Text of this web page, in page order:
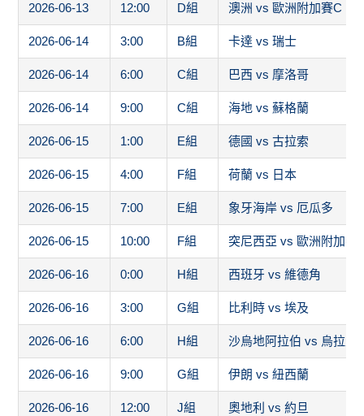
2026-06-13 12:00 D組 澳洲 vs 歐洲附加賽C
2026-06-14 3:00 B組 卡達 vs 瑞士
2026-06-14 6:00 C組 巴西 vs 摩洛哥
2026-06-14 9:00 C組 海地 vs 蘇格蘭
2026-06-15 1:00 E組 德國 vs 古拉索
2026-06-15 4:00 F組 荷蘭 vs 日本
2026-06-15 7:00 E組 象牙海岸 vs 厄瓜多
2026-06-15 10:00 F組 突尼西亞 vs 歐洲附加賽
2026-06-16 0:00 H組 西班牙 vs 維德角
2026-06-16 3:00 G組 比利時 vs 埃及
2026-06-16 6:00 H組 沙烏地阿拉伯 vs 烏拉圭
2026-06-16 9:00 G組 伊朗 vs 紐西蘭
2026-06-16 12:00 J組 奧地利 vs 約旦